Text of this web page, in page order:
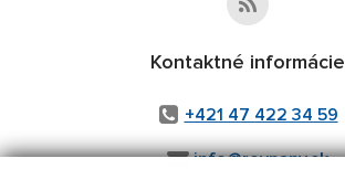
Kontaktné informácie
+421 47 422 34 59
info@rovnany.sk